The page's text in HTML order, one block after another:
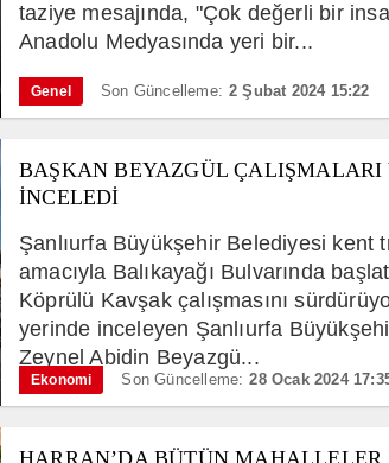
taziye mesajında, "Çok değerli bir
Anadolu Medyasında yeri bir...
Genel Son Güncelleme: 2 Şubat 2024 15:22
BAŞKAN BEYAZGÜL ÇALIŞMALARI
İNCELEDİ
Şanlıurfa Büyükşehir Belediyesi kent
amacıyla Balıkayağı Bulvarında
Köprülü Kavşak çalışmasını
yerinde inceleyen Şanlıurfa
Zeynel Abidin Beyazgü...
Ekonomi Son Güncelleme: 28 Ocak 2024
HARRAN’DA BÜTÜN